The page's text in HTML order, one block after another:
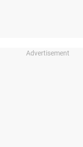
Advertisement